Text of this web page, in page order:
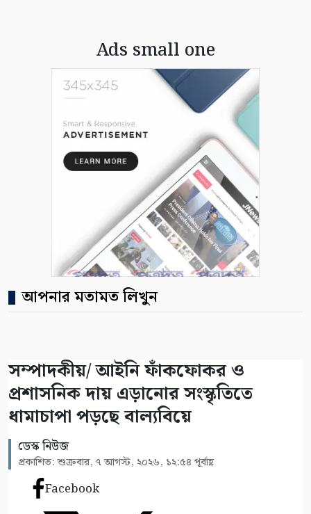
Ads small one
আপনার মতামত লিখুন
সম্পাদকীয়/ আইনি ফাঁকফোকর ও
প্রশাসনিক দায় এড়ানোর সংস্কৃতিতে
ধামাচাপা পড়ছে বাল্যবিয়ে
ডেস্ক নিউজ
প্রকাশিত: শুক্রবার, ৭ আগস্ট, ২০২৬, ১২:৫৪ পূর্বাহ্ণ
Facebook